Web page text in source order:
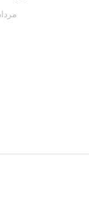
مرداد 15,